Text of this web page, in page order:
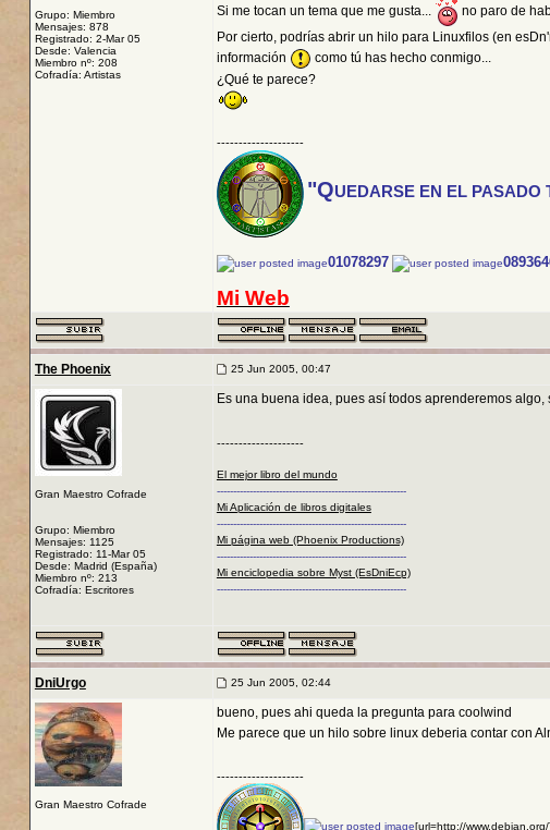
Grupo: Miembro
Mensajes: 878
Registrado: 2-Mar 05
Desde: Valencia
Miembro nº: 208
Cofradía: Artistas
Si me tocan un tema que me gusta...
no paro de
Por cierto, podrías abrir un hilo para Linuxfilos (en
información
como tú has hecho conmigo...
¿Qué te parece?
--------------------
"QUEDARSE EN EL PASADO
01078297
Mi Web
The Phoenix 25 Jun 2005, 00:47
Gran Maestro Cofrade
Grupo: Miembro
Mensajes: 1125
Registrado: 11-Mar 05
Desde: Madrid (España)
Miembro nº: 213
Cofradía: Escritores
Es una buena idea, pues así todos aprenderemos algo,
--------------------
El mejor libro del mundo
----------------------------------------------------------
Mi Aplicación de libros digitales
----------------------------------------------------------
Mi página web (Phoenix Productions)
----------------------------------------------------------
Mi enciclopedia sobre Myst (EsDniEcp)
----------------------------------------------------------
DniUrgo 25 Jun 2005, 02:44
Gran Maestro Cofrade
bueno, pues ahi queda la pregunta para coolwind
Me parece que un hilo sobre linux deberia contar con
--------------------
[url=http://www.debian.org/]